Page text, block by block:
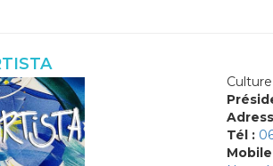
Tél :